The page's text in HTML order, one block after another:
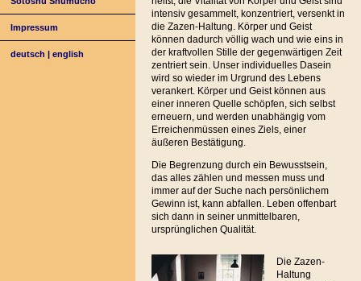
Impressum
deutsch |english
intensiv gesammelt, konzentriert, versenkt in
die Zazen-Haltung. Körper und Geist
können dadurch völlig wach und wie eins in
der kraftvollen Stille der gegenwärtigen Zeit
zentriert sein. Unser individuelles Dasein
wird so wieder im Urgrund des Lebens
verankert. Körper und Geist können aus
einer inneren Quelle schöpfen, sich selbst
erneuern, und werden unabhängig vom
Erreichenmüssen eines Ziels, einer
äußeren Bestätigung.
Die Begrenzung durch ein Bewusstsein,
das alles zählen und messen muss und
immer auf der Suche nach persönlichem
Gewinn ist, kann abfallen. Leben offenbart
sich dann in seiner unmittelbaren,
ursprünglichen Qualität.
Die Zazen-
Haltung